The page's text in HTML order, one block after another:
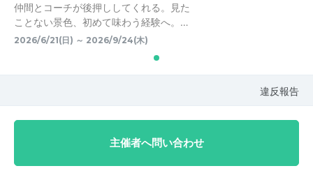
仲間とコーチが後押ししてくれる。見た
ことない景色、初めて味わう経験へ。…
2026/6/21(日) ～ 2026/9/24(木)
違反報告
主催者へ問い合わせ